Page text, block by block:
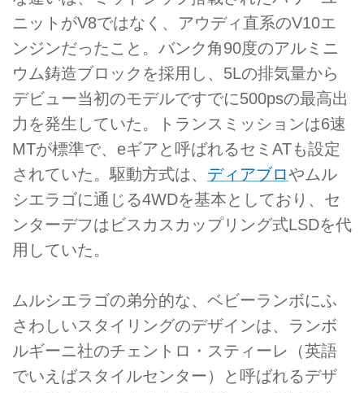
ニットがV8ではなく、アウディ直系のV10エ
ンジンだったこと。バンク角90度のアルミニ
ウム鋳造ブロックを採用し、5Lの排気量から
デビュー当初のモデルですでに500psの最高出
力を発生していた。トランスミッションは6速
MTが標準で、eギアと呼ばれるセミATも設定
されていた。駆動方式は、 ディアブロやムル
シエラゴに通じる4WDを基本としており、セ
ンターデフはビスカスカップリング式LSDを代
用していた。
ムルシエラゴの弟分的な、ベビーランボにふ
さわしいスタイリングのデザインは、ランボ
ルギーニ社のチェントロ・スティーレ（英語
でいえばスタイルセンター）と呼ばれるデザ